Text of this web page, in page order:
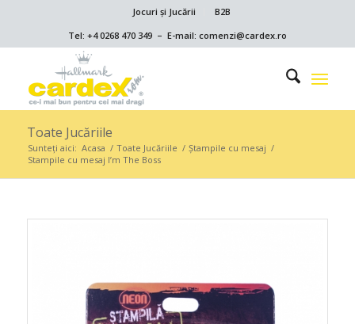
Jocuri și Jucării
B2B
Tel: +4 0268 470 349 – E-mail: comenzi@cardex.ro
Toate Jucăriile
Sunteți aici: Acasa / Toate Jucăriile / Ștampile cu mesaj /
Stampile cu mesaj I’m The Boss